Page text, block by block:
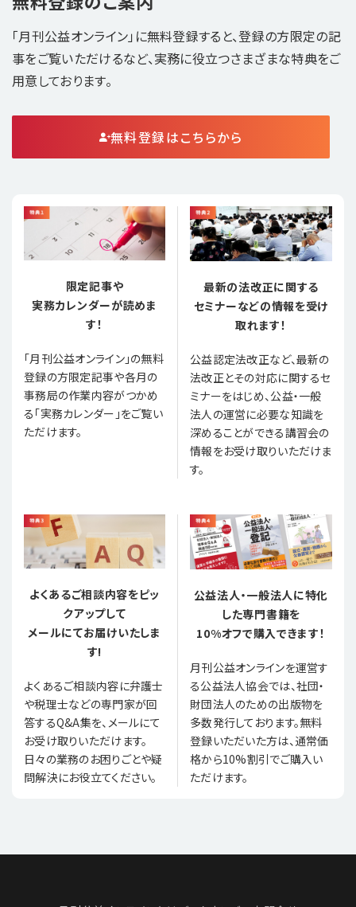
「月刊公益オンライン」に無料登録すると、登録の方限定の記
事をご覧いただけるなど、実務に役立つさまざまな特典をご
用意しております。
無料登録はこちらから
限定記事や
実務カレンダーが読めま
す！
「月刊公益オンライン」の無料
登録の方限定記事や各月の
事務局の作業内容がつかめ
る「実務カレンダー」をご覧い
ただけます。
最新の法改正に関する
セミナーなどの情報を受け
取れます！
公益認定法改正など、最新の
法改正とその対応に関するセ
ミナーをはじめ、公益・一般
法人の運営に必要な知識を
深めることができる講習会の
情報をお受け取りいただけま
す。
よくあるご相談内容をピッ
クアップして
メールにてお届けいたしま
す!
よくあるご相談内容に弁護士
や税理士などの専門家が回
答するQ&A集を、メールにて
お受け取りいただけます。
日々の業務のお困りごとや疑
問解決にお役立てください。
公益法人・一般法人に特化
した専門書籍を
10%オフで購入できます！
月刊公益オンラインを運営す
る公益法人協会では、社団・
財団法人のための出版物を
多数発行しております。無料
登録いただいた方は、通常価
格から10%割引でご購入い
ただけます。